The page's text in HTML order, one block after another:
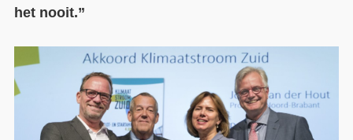
het nooit.”